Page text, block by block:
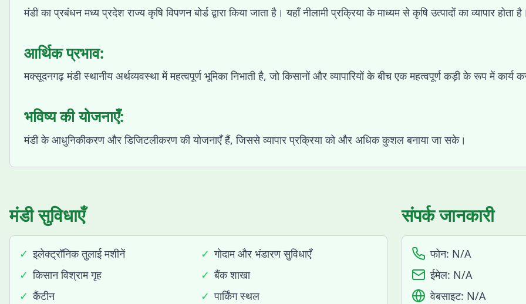
मंडी का प्रबंधन मध्य प्रदेश राज्य कृषि विपणन बोर्ड द्वारा किया जाता है। यहाँ नीलामी प्रक्रिया के माध्यम से कृषि उत्पादों का व्यापार होता है।
आर्थिक प्रभाव:
मक्सूदनगढ़ मंडी स्थानीय अर्थव्यवस्था में महत्वपूर्ण भूमिका निभाती है, जो किसानों और व्यापारियों के बीच एक महत्वपूर्ण कड़ी के रूप में कार्य
भविष्य की योजनाएँ:
मंडी के आधुनिकीकरण और डिजिटलीकरण की योजनाएँ हैं, जिससे व्यापार प्रक्रिया को और अधिक कुशल बनाया जा सके।
मंडी सुविधाएँ
✓ इलेक्ट्रॉनिक तुलाई मशीनें ✓ गोदाम और भंडारण सुविधाएँ
✓ किसान विश्राम गृह ✓ बैंक शाखा
✓ कैंटीन ✓ पार्किंग स्थल
संपर्क जानकारी
फोन: N/A
ईमेल: N/A
वेबसाइट: N/A